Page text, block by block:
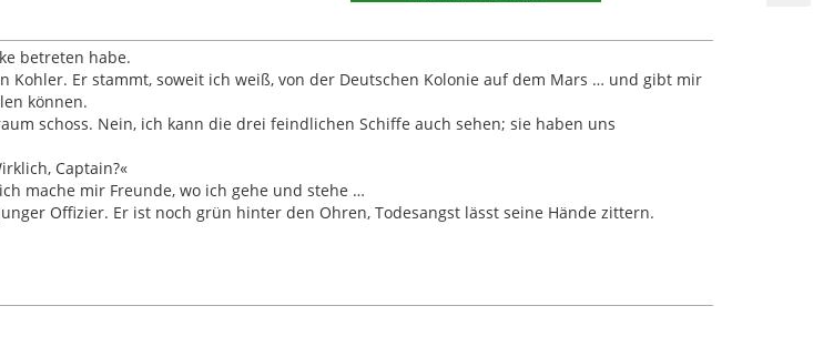
betreten habe.
Kohler. Er stammt, soweit ich weiß, von der Deutschen Kolonie auf dem Mars … und gibt mir
können.
schoss. Nein, ich kann die drei feindlichen Schiffe auch sehen; sie haben uns
Captain?«
mache mir Freunde, wo ich gehe und stehe …
Offizier. Er ist noch grün hinter den Ohren, Todesangst lässt seine Hände zittern.